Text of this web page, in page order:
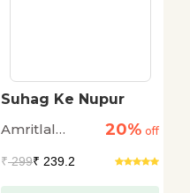
Suhag Ke Nupur
Amritlal
20% off
₹299₹ 239.2